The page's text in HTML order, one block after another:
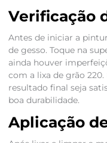
Verificação
Antes de iniciar a
de gesso. Toque na
ainda houver
com a lixa de grão
resultado final seja
boa durabilidade.
Aplicação